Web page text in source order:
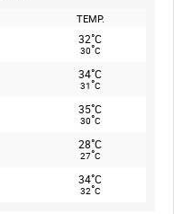
TEMP.
32°C
30°C
34°C
31°C
35°C
30°C
28°C
27°C
34°C
32°C